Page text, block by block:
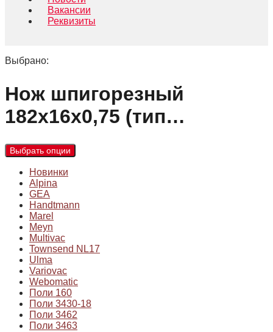
Вакансии
Реквизиты
Выбрано:
Нож шпигорезный
182х16х0,75 (тип…
Выбрать опции
Новинки
Alpina
GEA
Handtmann
Marel
Meyn
Multivac
Townsend NL17
Ulma
Variovac
Webomatic
Поли 160
Поли 3430-18
Поли 3462
Поли 3463